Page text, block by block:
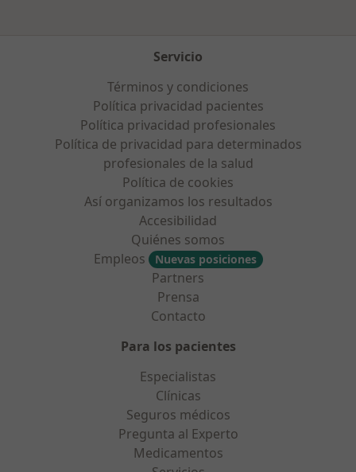
Servicio
Términos y condiciones
Política privacidad pacientes
Política privacidad profesionales
Política de privacidad para determinados
profesionales de la salud
Política de cookies
Así organizamos los resultados
Accesibilidad
Quiénes somos
Empleos
Nuevas posiciones
Partners
Prensa
Contacto
Para los pacientes
Especialistas
Clínicas
Seguros médicos
Pregunta al Experto
Medicamentos